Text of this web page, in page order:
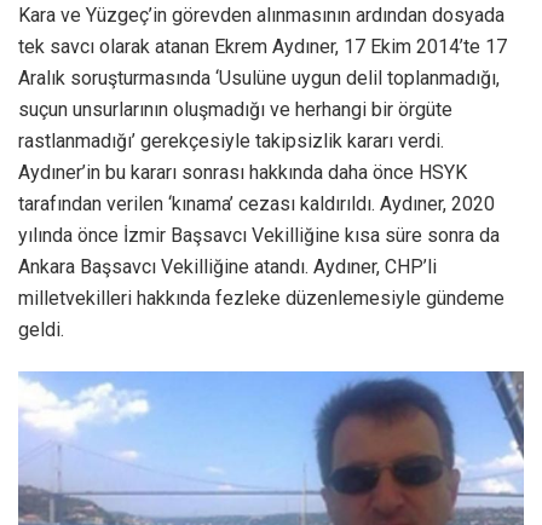
Kara ve Yüzgeç’in görevden alınmasının ardından dosyada
tek savcı olarak atanan Ekrem Aydıner, 17 Ekim 2014’te 17
Aralık soruşturmasında ‘Usulüne uygun delil toplanmadığı,
suçun unsurlarının oluşmadığı ve herhangi bir örgüte
rastlanmadığı’ gerekçesiyle takipsizlik kararı verdi.
Aydıner’in bu kararı sonrası hakkında daha önce HSYK
tarafından verilen ‘kınama’ cezası kaldırıldı. Aydıner, 2020
yılında önce İzmir Başsavcı Vekilliğine kısa süre sonra da
Ankara Başsavcı Vekilliğine atandı. Aydıner, CHP’li
milletvekilleri hakkında fezleke düzenlemesiyle gündeme
geldi.